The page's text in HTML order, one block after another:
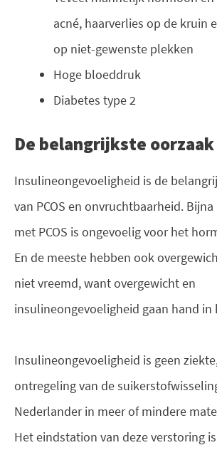
acné, haarverlies op de kruin
op niet-gewenste plekken
Hoge bloeddruk
Diabetes type 2
De belangrijkste oorzaak
Insulineongevoeligheid is de
van PCOS en onvruchtbaarheid.
met PCOS is ongevoelig voor het
En de meeste hebben ook
niet vreemd, want overgewicht en
insulineongevoeligheid gaan hand in
Insulineongevoeligheid is geen
ontregeling van de
Nederlander in meer of mindere
Het eindstation van deze verstoring